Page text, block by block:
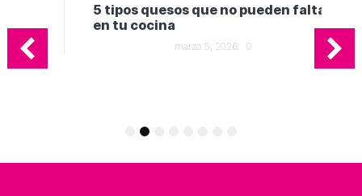
5 tipos quesos que no pueden faltar
en tu cocina
marzo 5, 2026 0
5